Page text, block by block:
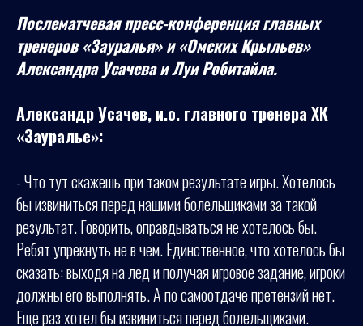
Послематчевая пресс-конференция главных
тренеров «Зауралья» и «Омских Крыльев»
Александра Усачева и Луи Робитайла.
Александр Усачев, и.о. главного тренера ХК
«Зауралье»:
- Что тут скажешь при таком результате игры. Хотелось
бы извиниться перед нашими болельщиками за такой
результат. Говорить, оправдываться не хотелось бы.
Ребят упрекнуть не в чем. Единственное, что хотелось бы
сказать: выходя на лед и получая игровое задание, игроки
должны его выполнять. А по самоотдаче претензий нет.
Еще раз хотел бы извиниться перед болельщиками.